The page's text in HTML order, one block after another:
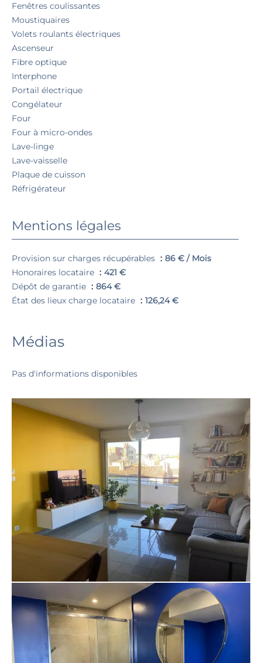
Fenêtres coulissantes
Moustiquaires
Volets roulants électriques
Ascenseur
Fibre optique
Interphone
Portail électrique
Congélateur
Four
Four à micro-ondes
Lave-linge
Lave-vaisselle
Plaque de cuisson
Réfrigérateur
Mentions légales
Provision sur charges récupérables
86 € / Mois
Honoraires locataire
421 €
Dépôt de garantie
864 €
État des lieux charge locataire
126,24 €
Médias
Pas d'informations disponibles